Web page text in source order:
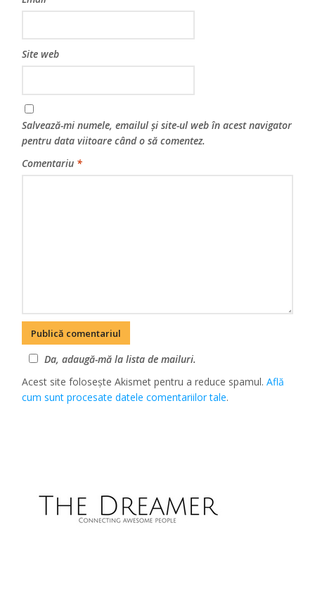
Site web
Salvează-mi numele, emailul și site-ul web în acest navigator
pentru data viitoare când o să comentez.
Comentariu *
Da, adaugă-mă la lista de mailuri.
Acest site folosește Akismet pentru a reduce spamul.Află
cum sunt procesate datele comentariilor tale.